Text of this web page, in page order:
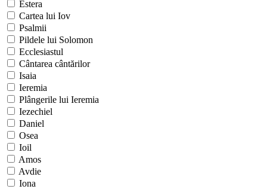
Estera
Cartea lui Iov
Psalmii
Pildele lui Solomon
Ecclesiastul
Cântarea cântărilor
Isaia
Ieremia
Plângerile lui Ieremia
Iezechiel
Daniel
Osea
Ioil
Amos
Avdie
Iona